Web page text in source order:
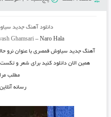
دانلود آهنگ جدید
Ghamsari– Naro Hala
آهنگ جدیدسیاوش قمصری با عنواننرو
همین الان دانلود کنید برای شعر و
مطلب
رسانه